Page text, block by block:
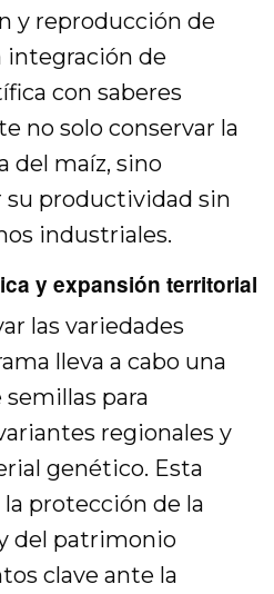
y reproducción de
integración de
con saberes
no solo conservar la
del maíz, sino
productividad sin
industriales.
y expansión territorial
las variedades
lleva a cabo una
para
regionales y
genético. Esta
protección de la
del patrimonio
clave ante la